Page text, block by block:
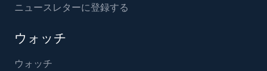
ニュースレターに登録する
ウォッチ
ウォッチ